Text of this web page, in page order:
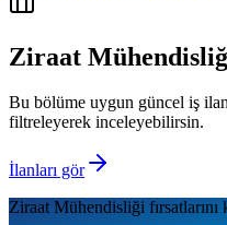
Ziraat
Bu bölüme uygun güncel iş
filtreleyerek inceleyebilirsin.
İlanları gör
Ziraat Mühendisliği fırsatlarını